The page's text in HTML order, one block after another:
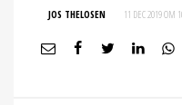
JOS THELOSEN 11 DEC 2019 OM